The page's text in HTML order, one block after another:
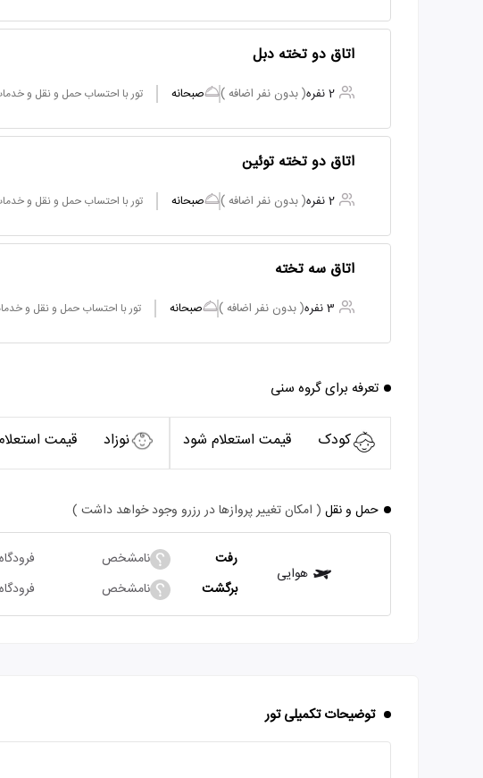
اتاق دو تخته دبل
2 نفره ( بدون نفر اضافه ) صبحانه تور با احتساب حمل و نقل و
اتاق دو تخته توئین
2 نفره ( بدون نفر اضافه ) صبحانه تور با احتساب حمل و نقل و
اتاق سه تخته
3 نفره ( بدون نفر اضافه ) صبحانه تور با احتساب حمل و نقل و
تعرفه برای گروه سنی
کودک قیمت استعلام شود نوزاد قیمت
حمل و نقل ( امکان تغییر پروازها در رزرو وجود خواهد داشت )
هوایی
رفت نامشخص
برگشت نامشخص
توضیحات تکمیلی تور